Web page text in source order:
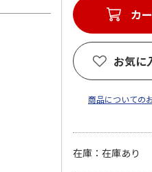
カ
お気に
商品についての
在庫：在庫あり